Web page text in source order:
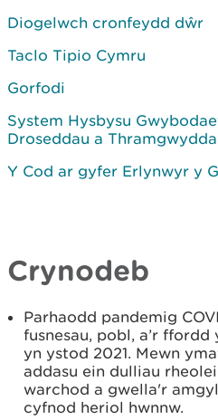
Diogelwch cronfeydd dŵr
Taclo Tipio Cymru
Gorfodi
System Hysbysu
Droseddau a
Y Cod ar gyfer Erlynwyr y
Crynodeb
Parhaodd pandemig
fusnesau, pobl, a’r
yn ystod 2021. Mewn
addasu ein dulliau
warchod a gwella'r
cyfnod heriol hwnnw.